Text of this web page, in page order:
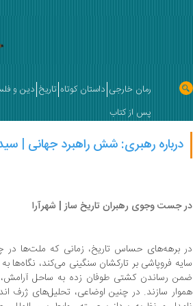
رمان خارجی داستان کوتاه تاریخ دین و
پس از کتاب
درباره رهبری: شش راهبرد جهانی |
در جست وجوی رهبران تاریخ ساز | شهرآرا
در برهه‌های حساس تاریخ، زمانی که ملت‌ها در
سایه فروپاشی بر تارکشان سنگینی می‌کند،
ضمن رساندن کشتی طوفان زده به ساحل
هموار سازند. در چنین اوضاعی، تحلیل‌های ژرف